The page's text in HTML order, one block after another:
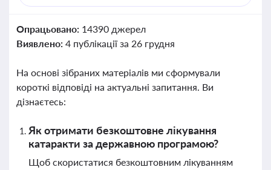
Опрацьовано: 14390 джерел
Виявлено: 4 публікації за 26 грудня
На основі зібраних матеріалів ми сформували
короткі відповіді на актуальні запитання. Ви
дізнаєтесь:
Як отримати безкоштовне лікування
катаракти за державною програмою?
Щоб скористатися безкоштовним лікуванням